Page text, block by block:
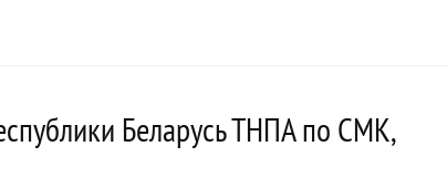
Беларусь ТНПА по СМК,